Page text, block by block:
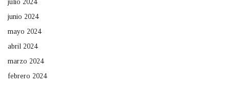
julio 2024
junio 2024
mayo 2024
abril 2024
marzo 2024
febrero 2024